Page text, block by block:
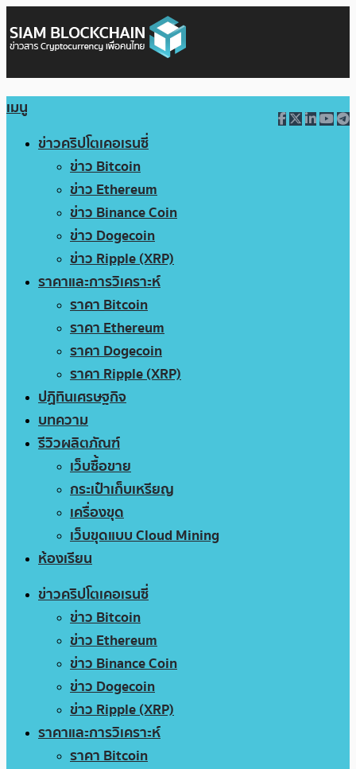
เมนู
ข่าวคริปโตเคอเรนซี่
ข่าว Bitcoin
ข่าว Ethereum
ข่าว Binance Coin
ข่าว Dogecoin
ข่าว Ripple (XRP)
ราคาและการวิเคราะห์
ราคา Bitcoin
ราคา Ethereum
ราคา Dogecoin
ราคา Ripple (XRP)
ปฏิทินเศรษฐกิจ
บทความ
รีวิวผลิตภัณฑ์
เว็บซื้อขาย
กระเป๋าเก็บเหรียญ
เครื่องขุด
เว็บขุดแบบ Cloud Mining
ห้องเรียน
ข่าวคริปโตเคอเรนซี่
ข่าว Bitcoin
ข่าว Ethereum
ข่าว Binance Coin
ข่าว Dogecoin
ข่าว Ripple (XRP)
ราคาและการวิเคราะห์
ราคา Bitcoin